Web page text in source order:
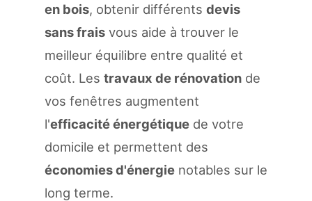
en bois, obtenir différents devis
sans frais vous aide à trouver le
meilleur équilibre entre qualité et
coût. Les travaux de rénovation de
vos fenêtres augmentent
l'efficacité énergétique de votre
domicile et permettent des
économies d'énergie notables sur le
long terme.